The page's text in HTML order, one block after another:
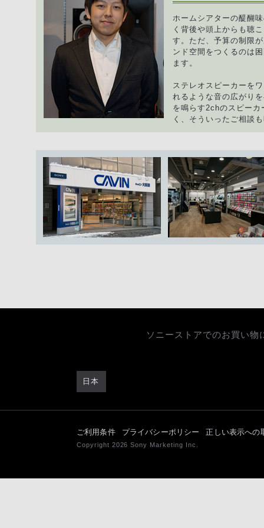
ホームシアターの醍醐
く背後や頭上からも聴
す。ただ、予算の制限
ンド空間をつくるのは
ます。
ステレオスピーカーを
れるような音の広がり
を鳴らす2chのスピー
く、そういったご相談
ソニーストアでのお買い物
日本
ご利用条件 プライバシーポリシー 正しい表示への
Copyright 2026 Sony Marketing Inc.